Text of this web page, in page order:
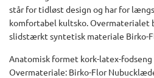
står for tidløst design og har for
komfortabel kultsko. Overmaterialet
slidstærkt syntetisk materiale Birko-
Anatomisk formet kork-latex-fodseng
Overmateriale: Birko-Flor